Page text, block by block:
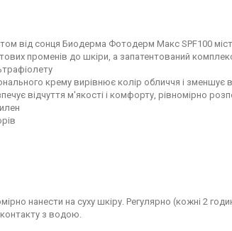
від сонця Биодерма Фотодерм Макс SPF100
променів до шкіри, а запатентований
крему вирівнює колір обличчя і зменшує
відчуття м'якості і комфорту, рівномірно
нанести на суху шкіру. Регулярно (кожні 2
контакту з водою.